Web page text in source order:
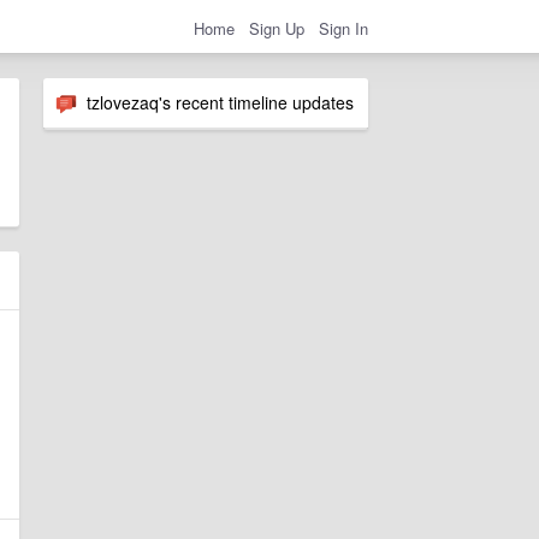
Home Sign Up Sign In
tzlovezaq's recent timeline updates